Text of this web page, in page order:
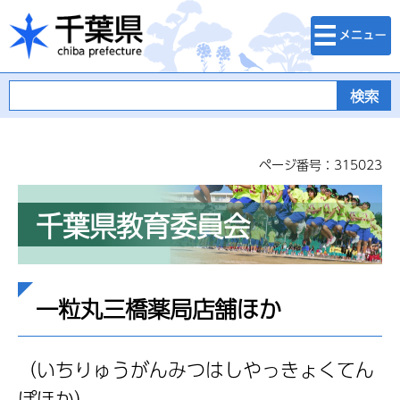
千葉県
検索・メニュ
ー
ページ番号：315023
千葉県教育委員会
一粒丸三橋薬局店舗ほか
（いちりゅうがんみつはしやっきょくてん